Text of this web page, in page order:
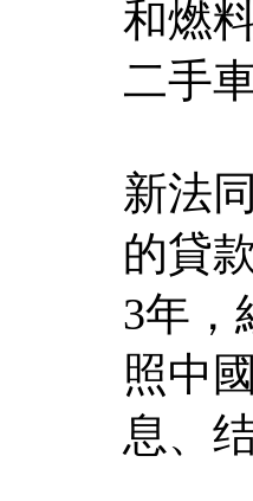
和燃
二手
新法
的貸
3年，
照中
息、